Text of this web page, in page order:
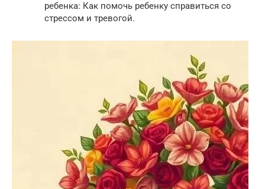
ребенка: Как помочь ребенку справиться со
стрессом и тревогой.